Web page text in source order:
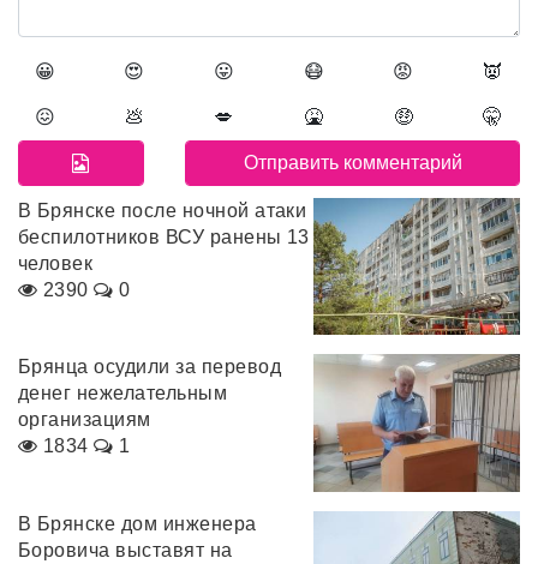
😀 😍 😛 😷 😡 👿
😖 💩 💋 🤮 🤑 🤫
В Брянске после ночной атаки
беспилотников ВСУ ранены 13
человек
2390
0
Брянца осудили за перевод
денег нежелательным
организациям
1834
1
В Брянске дом инженера
Боровича выставят на